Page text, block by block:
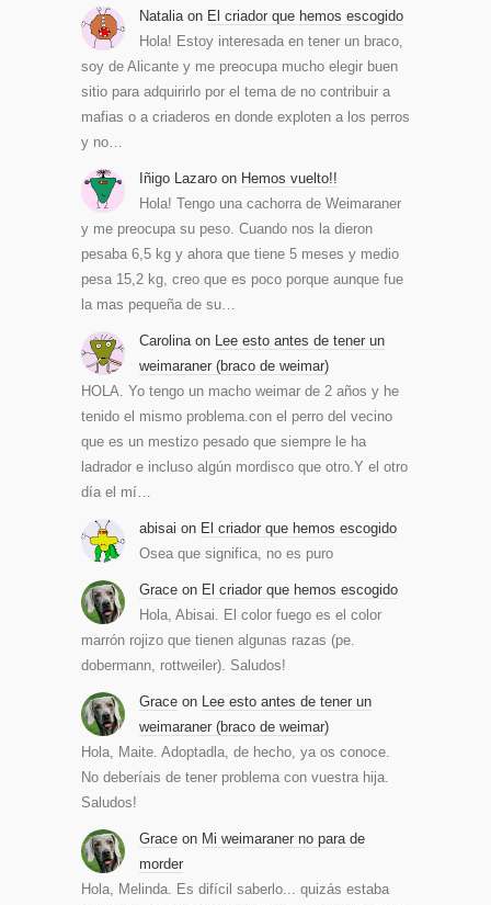
Natalia on El criador que hemos escogido
Hola! Estoy interesada en tener un braco,
soy de Alicante y me preocupa mucho elegir buen
sitio para adquirirlo por el tema de no contribuir a
mafias o a criaderos en donde exploten a los perros
y no…
Iñigo Lazaro on Hemos vuelto!!
Hola! Tengo una cachorra de Weimaraner
y me preocupa su peso. Cuando nos la dieron
pesaba 6,5 kg y ahora que tiene 5 meses y medio
pesa 15,2 kg, creo que es poco porque aunque fue
la mas pequeña de su…
Carolina on Lee esto antes de tener un
weimaraner (braco de weimar)
HOLA. Yo tengo un macho weimar de 2 años y he
tenido el mismo problema.con el perro del vecino
que es un mestizo pesado que siempre le ha
ladrador e incluso algún mordisco que otro.Y el otro
día el mí…
abisai on El criador que hemos escogido
Osea que significa, no es puro
Grace on El criador que hemos escogido
Hola, Abisai. El color fuego es el color
marrón rojizo que tienen algunas razas (pe.
dobermann, rottweiler). Saludos!
Grace on Lee esto antes de tener un
weimaraner (braco de weimar)
Hola, Maite. Adoptadla, de hecho, ya os conoce.
No deberíais de tener problema con vuestra hija.
Saludos!
Grace on Mi weimaraner no para de
morder
Hola, Melinda. Es difícil saberlo... quizás estaba